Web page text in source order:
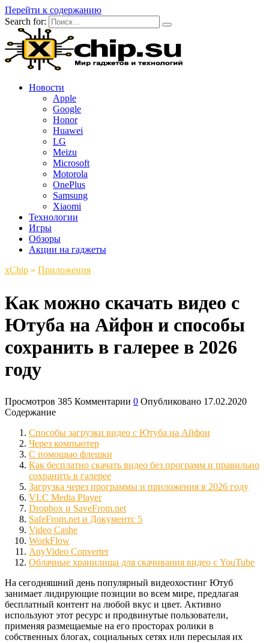
Перейти к содержанию
Search for:
Новости
Apple
Google
Honor
Huawei
LG
Meizu
Microsoft
Motorola
OnePlus
Samsung
Xiaomi
Технологии
Игры
Обзоры
Акции на гаджеты
xСhip » Приложения
Как можно скачать видео с
Ютуба на Айфон и способы
сохранить в галерее в 2026
году
Просмотров 385 Комментарии 0 Опубликовано 17.02.2020
Содержание
Способы загрузки видео с Ютуба на Айфон
Через компьютер
С помощью флешки
Как бесплатно скачать видео без программ и правильно
сохранить в галерее
Загрузка через программы и приложения в 2026 году
VLC Media Player
Dropbox и SaveFrom.net
SafeFrom.net и Документс 5
Video Cashe
WorkFlow
AnyVideo Converter
Облачные хранилища для скачивания видео с YouTube
На сегодняшний день популярный видеохостинг Ютуб
занимает лидирующие позиции во всем мире, предлагая
бесплатный контент на любой вкус и цвет. Активно
используют этот ресурс и продвинутые пользователи,
применяя размещаемые на его просторах ролики в
собственных блогах, социальных сетях или пересылая их